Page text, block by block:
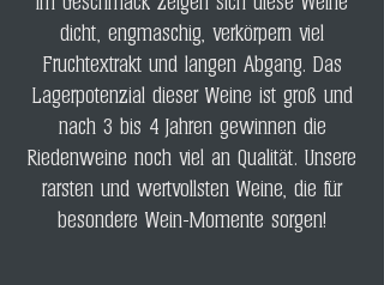
dicht, engmaschig, verkörpern viel
Fruchtextrakt und langen Abgang. Das
Lagerpotenzial dieser Weine ist groß und
nach 3 bis 4 Jahren gewinnen die
Riedenweine noch viel an Qualität. Unsere
rarsten und wertvollsten Weine, die für
besondere Wein-Momente sorgen!